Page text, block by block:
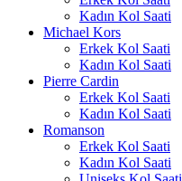
Kadın Kol Saati
Michael Kors
Erkek Kol Saati
Kadın Kol Saati
Pierre Cardin
Erkek Kol Saati
Kadın Kol Saati
Romanson
Erkek Kol Saati
Kadın Kol Saati